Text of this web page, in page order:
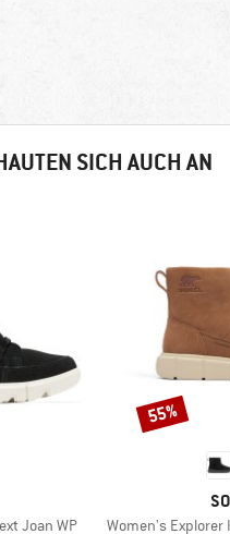
SICH AUCH AN
Joan WP
Artikel
Women's Explorer
Rabatt
55%